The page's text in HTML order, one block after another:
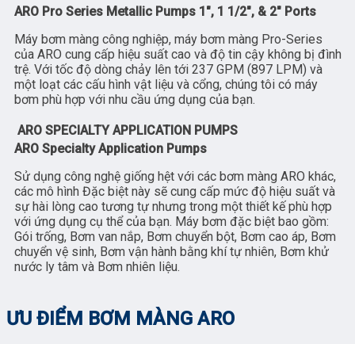
ARO Pro Series Metallic Pumps 1″, 1 1/2″, & 2″ Ports
Máy bơm màng công nghiệp, máy bơm màng Pro-Series
của ARO cung cấp hiệu suất cao và độ tin cậy không bị đình
trệ. Với tốc độ dòng chảy lên tới 237 GPM (897 LPM) và
một loạt các cấu hình vật liệu và cổng, chúng tôi có máy
bơm phù hợp với nhu cầu ứng dụng của bạn.
ARO SPECIALTY APPLICATION PUMPS
ARO Specialty Application Pumps
Sử dụng công nghệ giống hệt với các bơm màng ARO khác,
các mô hình Đặc biệt này sẽ cung cấp mức độ hiệu suất và
sự hài lòng cao tương tự nhưng trong một thiết kế phù hợp
với ứng dụng cụ thể của bạn. Máy bơm đặc biệt bao gồm:
Gói trống, Bơm van nắp, Bơm chuyển bột, Bơm cao áp, Bơm
chuyển vệ sinh, Bơm vận hành bằng khí tự nhiên, Bơm khử
nước ly tâm và Bơm nhiên liệu.
ƯU ĐIỂM BƠM MÀNG ARO